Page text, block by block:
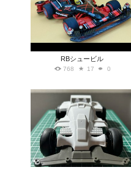
RBシュービル
768 17 0